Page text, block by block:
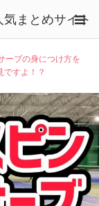
まとめサイト
ーブの身につけ方を
ですよ！？